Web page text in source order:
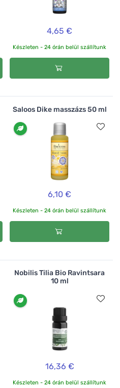
4,65 €
Készleten - 24 órán belül szállítunk
Saloos Dike masszázs 50 ml
6,10 €
Készleten - 24 órán belül szállítunk
Nobilis Tilia Bio Ravintsara
10 ml
16,36 €
Készleten - 24 órán belül szállítunk